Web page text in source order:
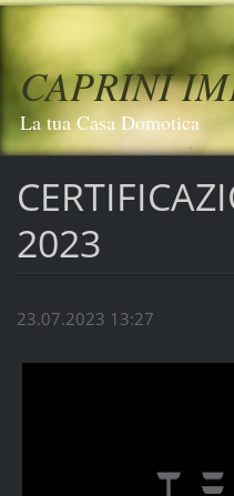
CAPRINI
La tua Casa Domotica
2023
23.07.2023 13:27